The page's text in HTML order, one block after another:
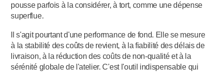
pousse parfois à la considérer, à tort, comme une dépense
superflue.
Il s'agit pourtant d'une performance de fond. Elle se mesure
à la stabilité des coûts de revient, à la fiabilité des délais de
livraison, à la réduction des coûts de non-qualité et à la
sérénité globale de l'atelier. C'est l'outil indispensable qui